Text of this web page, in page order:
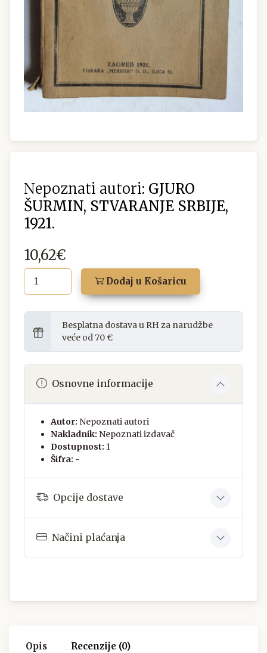
Nepoznati autori: GJURO
ŠURMIN, STVARANJE SRBIJE,
1921.
10,62€
Dodaj u Košaricu
Besplatna dostava u RH za narudžbe
veće od 70 €
Osnovne informacije
Autor: Nepoznati autori
Nakladnik: Nepoznati izdavač
Dostupnost: 1
Šifra: -
Opcije dostave
Načini plaćanja
Opis Recenzije (0)